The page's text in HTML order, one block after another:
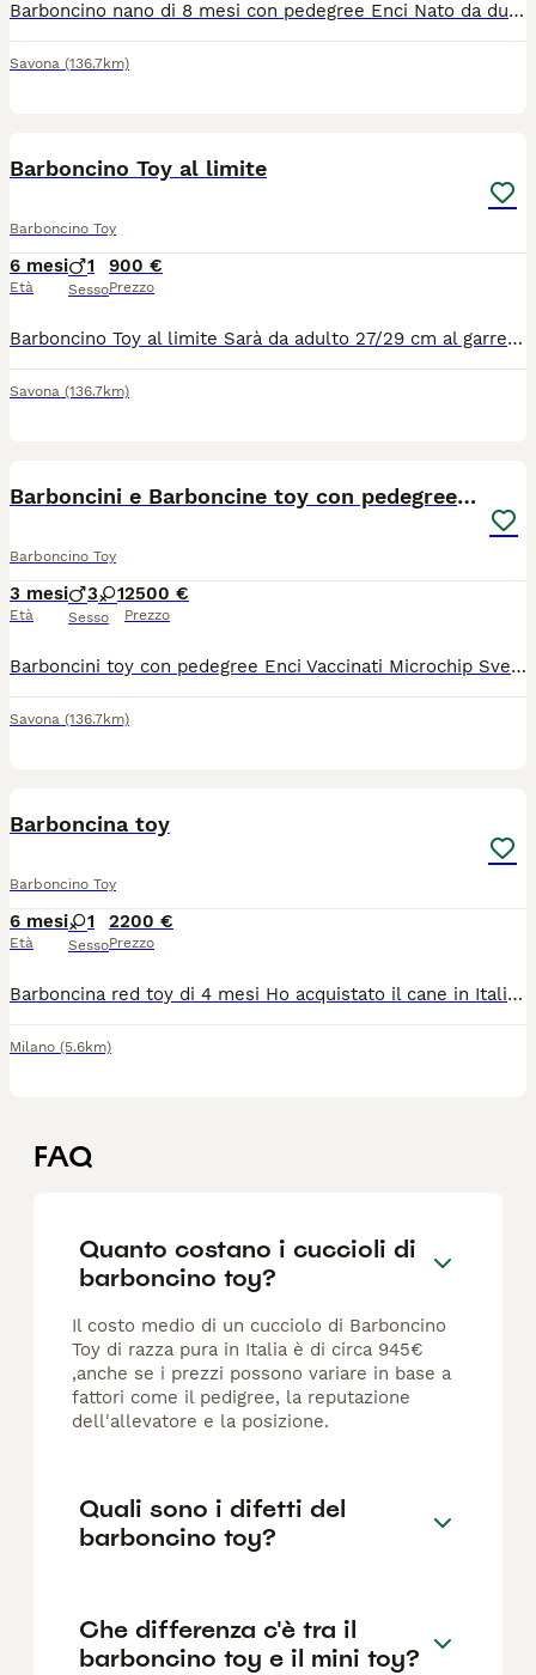
Barboncino nano di 8 mesi con pedegree Enci Nato da due genitori toy Adesso 29 cm al garrese Test genetici dei genitori Pedegree Enci Garanzia di 12 mesi su malattie invalidanti Visibile in allevamento e videochiamata Abituato alla traversina
Savona (136.7km)
Barboncino Toy al limite
Barboncino Toy
6 mesi
Età
1
Sesso
900 €
Prezzo
Barboncino Toy al limite Sarà da adulto 27/29 cm al garrese Vaccinato, microchippato e sverminato Certificato genealogico allianz 12 mesi di garanzia su malattie invalidanti Nato il 10/01 Visibile in allevamento e videochiamata Disponibile anche consegna
Savona (136.7km)
Barboncini e Barboncine toy con pedegree Enci
Barboncino Toy
3 mesi
Età
3 1
Sesso
2500 €
Prezzo
Barboncini toy con pedegree Enci Vaccinati Microchip Sverminati Pedegree Enci Test genetici dei genitori Visibili in allevamento e videochiamata Disponibile anche la consegna 12 mesi di garanzia per malattie invalidanti Abituati alla traversina 2500€ per maschietti 3500€ per femmina
Savona (136.7km)
Barboncina toy
Barboncino Toy
6 mesi
Età
1
Sesso
2200 €
Prezzo
Barboncina red toy di 4 mesi Ho acquistato il cane in Italia da un allevatore certificato. La vendo perché devo tornare nel mio paese e non posso portarla con me. È una cucciola molto dormigliona che ama le attenzioni e la compagnia. La vendo con tutti i suoi documenti (passaporto, vaccinazioni, certificato di buona salute, passaggio di proprietà ) e sono inclusi anche i suoi accessori (shampoo, balsamo, letto, ciotole, giocattoli, coperta).
Milano (5.6km)
FAQ
Quanto costano i cuccioli di
barboncino toy?
Il costo medio di un cucciolo di Barboncino
Toy di razza pura in Italia è di circa 945€
,anche se i prezzi possono variare in base a
fattori come il pedigree, la reputazione
dell'allevatore e la posizione.
Quali sono i difetti del
barboncino toy?
Che differenza c'è tra il
barboncino toy e il mini toy?